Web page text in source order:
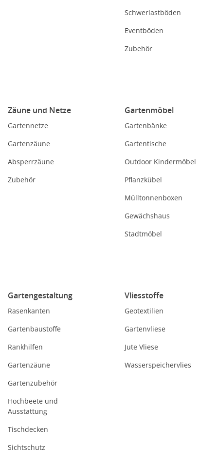
Schwerlastböden
Eventböden
Zubehör
Zäune und Netze
Gartennetze
Gartenzäune
Absperrzäune
Zubehör
Gartenmöbel
Gartenbänke
Gartentische
Outdoor Kindermöbel
Pflanzkübel
Mülltonnenboxen
Gewächshaus
Stadtmöbel
Gartengestaltung
Rasenkanten
Gartenbaustoffe
Rankhilfen
Gartenzäune
Gartenzubehör
Hochbeete und
Ausstattung
Tischdecken
Sichtschutz
Vliesstoffe
Geotextilien
Gartenvliese
Jute Vliese
Wasserspeichervlies